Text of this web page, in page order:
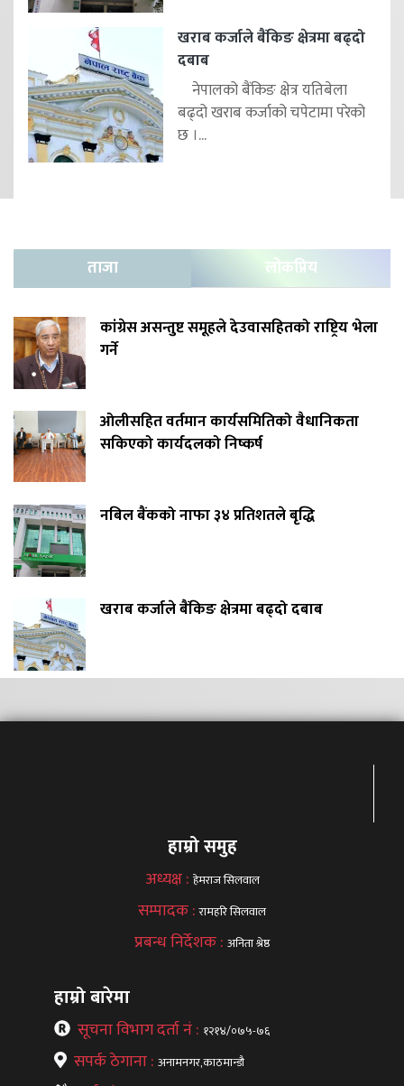
खराब कर्जाले बैंकिङ क्षेत्रमा बढ्दो
दबाब
नेपालको बैंकिङ क्षेत्र यतिबेला
बढ्दो खराब कर्जाको चपेटामा परेको
छ ।...
ताजा लोकप्रिय
कांग्रेस असन्तुष्ट समूहले देउवासहितको राष्ट्रिय भेला
गर्ने
ओलीसहित वर्तमान कार्यसमितिको वैधानिकता
सकिएको कार्यदलको निष्कर्ष
नबिल बैंकको नाफा ३४ प्रतिशतले बृद्धि
खराब कर्जाले बैंकिङ क्षेत्रमा बढ्दो दबाब
हाम्रो समुह
अध्यक्ष : हेमराज सिलवाल
सम्पादक :रामहरि सिलवाल
प्रबन्ध निर्देशक : अनिता श्रेष्ठ
हाम्रो बारेमा
सूचना विभाग दर्ता नं : १२१४/०७५-७६
सपर्क ठेगाना : अनामनगर,काठमान्डौ